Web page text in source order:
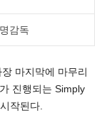
감독
마지막에 마무리
진행되는 Simply
작된다.